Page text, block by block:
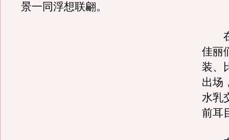
景一同浮想联翩。
在
佳丽
装、
出场
水乳
前耳